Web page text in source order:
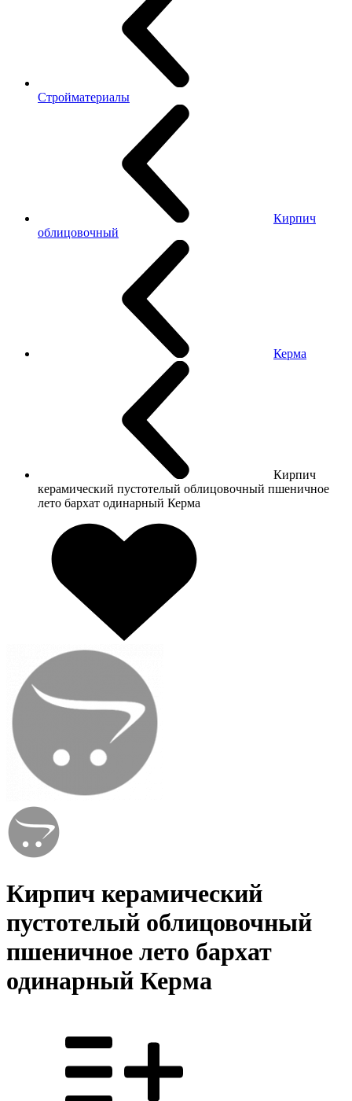
Стройматериалы
Кирпич
облицовочный
Керма
Кирпич
керамический пустотелый облицовочный пшеничное
лето бархат одинарный Керма
Кирпич керамический
пустотелый облицовочный
пшеничное лето бархат
одинарный Керма